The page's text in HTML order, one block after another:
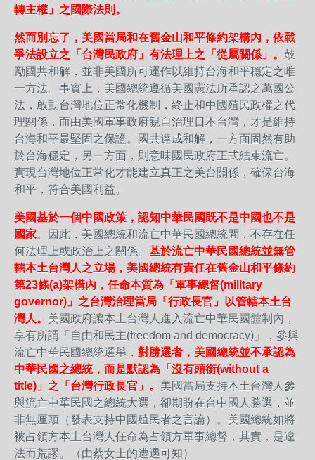
轉主權」之國際法則。
然而別忘了，美國當局和在舊金山和平條約架構內，依戰
爭法設立之「台灣民政府」有法理上之「從屬關係」。 鼓
勵國共和解，並非美國所可運作以維持台海和平穩定之唯
一方法。事實上，美國總統遵循美國憲法所承認之萬國公
法，啟動台灣地位正常化機制，終止和中國殖民政權之代
理關係，而由美國軍事政府親自治理日本台灣，才是維持
台海和平最堅固之保證。國共達成和解，一方面固然有助
於台海穩定，另一方面，則意味國民政府正式結束流亡。
實現台灣地位正常化才能建立真正之美台關係，確保台海
和平，符合美國利益。
美國基於一個中國政策，認知中華民國既不是中國也不是
國家。因此，美國總統和流亡中華民國總統間，不存在任
何法理上或政治上之關係。 基於流亡中華民國總統並無管
轄本土台灣人之立場，美國總統有責任在舊金山和平條約
第23條(a)架構內，任命本質為「軍事總督(military
governor)」之台灣治理當局「行政長官」以管轄本土台
灣人。 美國政府讓本土台灣人進入流亡中華民國體制內，
享有所謂「自由和民主(freedom and democracy)」，參與
流亡中華民國總統選舉， 對勝選者，美國總統並不承認為
中華民國之總統，而是默認為「沒有頭銜(without a
title)」之「台灣行政長官」。 美國當局支持本土台灣人參
與流亡中華民國之總統大選，卻期盼在台中國人勝選，並
非無厘頭（發表支持中國殖民者之言論）。美國總統如將
被占領方本土台灣人任命為占領方軍事總督，其實，是違
法而荒謬。（由蔡女士的遭遇可知）